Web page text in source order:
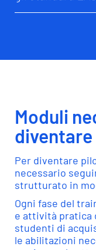
scegliere
Elicotteri
professionale.
contemporanea e